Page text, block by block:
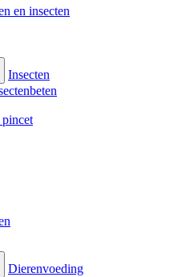
en insecten
Insecten
Dierenvoeding